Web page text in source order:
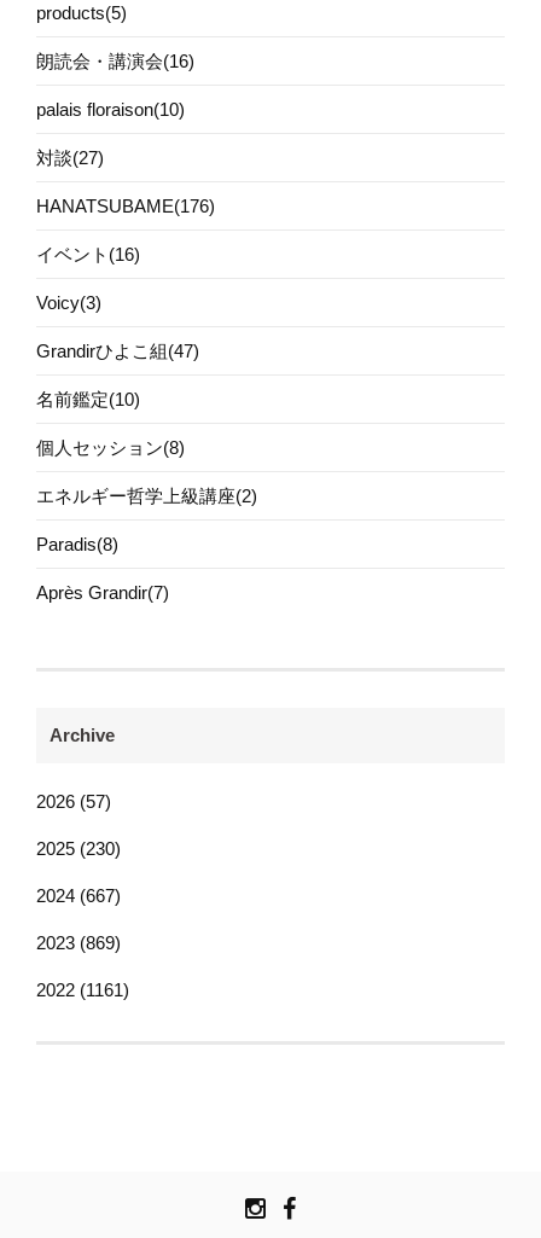
products(5)
朗読会・講演会(16)
palais floraison(10)
対談(27)
HANATSUBAME(176)
イベント(16)
Voicy(3)
Grandirひよこ組(47)
名前鑑定(10)
個人セッション(8)
エネルギー哲学上級講座(2)
Paradis(8)
Après Grandir(7)
Archive
2026 (57)
2025 (230)
2024 (667)
2023 (869)
2022 (1161)